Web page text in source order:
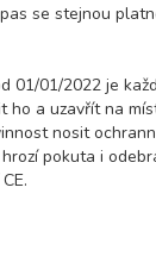
13 800 Kč
7 900 Kč
se stejnou
01/01/2022 je
ho a uzavřít na
nosit
pokuta i